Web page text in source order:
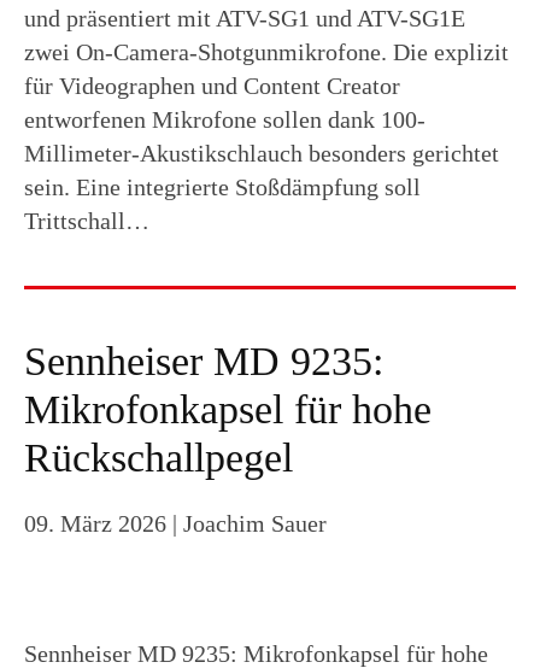
und präsentiert mit ATV-SG1 und ATV-SG1E
zwei On-Camera-Shotgunmikrofone. Die explizit
für Videographen und Content Creator
entworfenen Mikrofone sollen dank 100-
Millimeter-Akustikschlauch besonders gerichtet
sein. Eine integrierte Stoßdämpfung soll
Trittschall…
Sennheiser MD 9235:
Mikrofonkapsel für hohe
Rückschallpegel
09. März 2026 | Joachim Sauer
Sennheiser MD 9235: Mikrofonkapsel für hohe